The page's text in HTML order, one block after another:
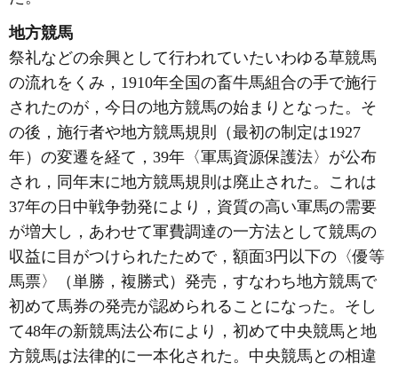
地方競馬
祭礼などの余興として行われていたいわゆる草競馬
の流れをくみ，1910年全国の畜牛馬組合の手で施行
されたのが，今日の地方競馬の始まりとなった。そ
の後，施行者や地方競馬規則（最初の制定は1927
年）の変遷を経て，39年〈軍馬資源保護法〉が公布
され，同年末に地方競馬規則は廃止された。これは
37年の日中戦争勃発により，資質の高い軍馬の需要
が増大し，あわせて軍費調達の一方法として競馬の
収益に目がつけられたためで，額面3円以下の〈優等
馬票〉（単勝，複勝式）発売，すなわち地方競馬で
初めて馬券の発売が認められることになった。そし
て48年の新競馬法公布により，初めて中央競馬と地
方競馬は法律的に一本化された。中央競馬との相違